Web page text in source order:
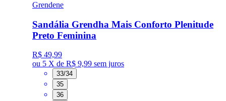
Grendene
Sandália Grendha Mais Conforto Plenitude
Preto Feminina
R$ 49,99
ou 5 X de R$ 9,99 sem juros
33/34
35
36